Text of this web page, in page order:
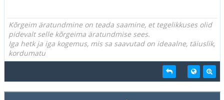
Kõrgeim äratundmine on teada saamine, et tegelikkuses olid
pidevalt selle kõrgeima äratundmise sees.
Iga hetk ja iga kogemus, mis sa saavutad on ideaalne, täiuslik,
kordumatu